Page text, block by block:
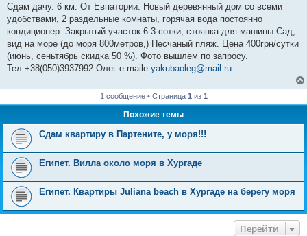
о
б
щ
е
и
е
Сдам дачу. 6 км. От Евпатории. Новый деревянный дом со всеми
удобствами, 2 раздельные комнаты, горячая вода постоянно
кондиционер. Закрытый участок 6.3 сотки, стоянка для машины Сад,
вид на море (до моря 800метров,) Песчаный пляж. Цена 400грн/сутки
(июнь, сеньтябрь скидка 50 %). Фото вышлем по запросу.
Тел.+38(050)3937992 Олег e-maile yakubaoleg@mail.ru
1 сообщение • Страница 1 из 1
Похожие темы
Сдам квартиру в Партените, у моря!!!
Египет. Вилла около моря в Хургаде
Египет. Квартиры Juliana beach в Хургаде на берегу моря
Перейти